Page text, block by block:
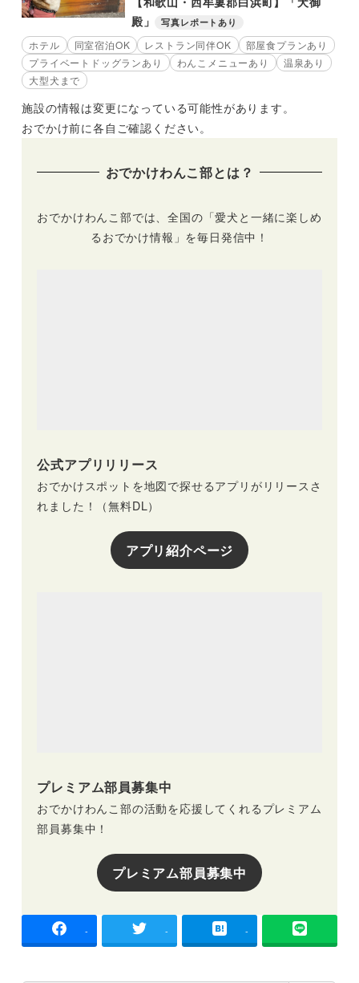
殿」
写真レポートあり
ホテル 同室宿泊OK レストラン同伴OK
部屋食プランあり
プライベートドッグランあり
わんこメニューあり
温泉あり
大型犬まで
施設の情報は変更になっている可能性があります。
おでかけ前に各自ご確認ください。
おでかけわんこ部とは？
おでかけわんこ部では、全国の「愛犬と一緒に楽しめ
るおでかけ情報」を毎日発信中！
公式アプリリリース
おでかけスポットを地図で探せるアプリがリリースさ
れました！（無料DL）
アプリ紹介ページ
プレミアム部員募集中
おでかけわんこ部の活動を応援してくれるプレミアム
部員募集中！
プレミアム部員募集中
- - -